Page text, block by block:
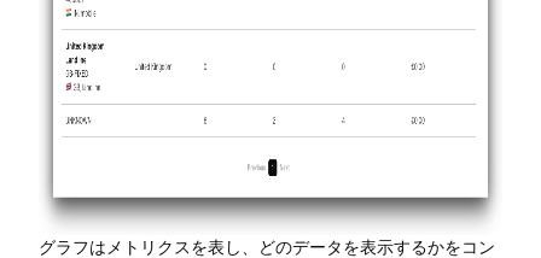
グラフはメトリクスを表し、どのデータを表示するかをコン